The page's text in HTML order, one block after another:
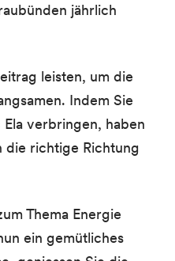
jährlich
leisten, um die
Indem Sie
verbringen, haben
die richtige Richtung
Thema Energie
ein gemütliches